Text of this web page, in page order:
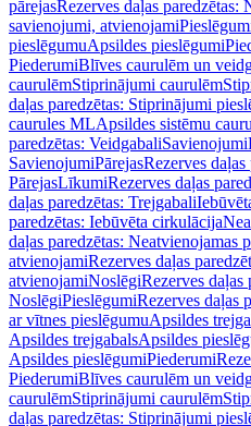
pārejasRezerves daļas paredzētas:
savienojumi, atvienojami
pieslēgumuApsildes pieslēgumi
PiederumiBlīves caurulēm un
caurulēmStiprinājumi caurulēm
daļas paredzētas: Stiprinājumi
caurules MLApsildes sistēmu
paredzētas: VeidgabaliSavienojumi
SavienojumiPārejasRezerves daļas
PārejasLīkumiRezerves daļas
daļas paredzētas: Trejgabali
paredzētas: Iebūvēta cirkulācija
daļas paredzētas: Neatvienojamas
atvienojamiRezerves daļas
atvienojamiNoslēgiRezerves daļas
NoslēgiPieslēgumiRezerves daļas
ar vītnes pieslēgumuApsildes
Apsildes trejgabalsApsildes
Apsildes pieslēgumiPiederumi
PiederumiBlīves caurulēm un
caurulēmStiprinājumi caurulēm
daļas paredzētas: Stiprinājumi